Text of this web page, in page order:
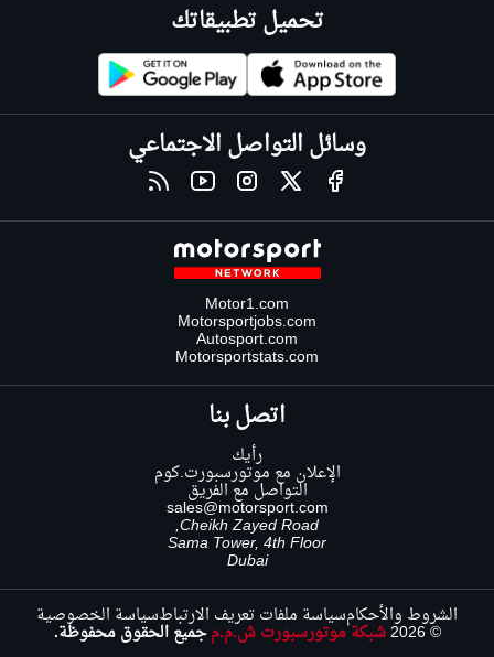
تحميل تطبيقاتك
وسائل التواصل الاجتماعي
Motor1.com
Motorsportjobs.com
Autosport.com
Motorsportstats.com
اتصل بنا
رأيك
الإعلان مع موتورسبورت.كوم
التواصل مع الفريق
sales@motorsport.com
Cheikh Zayed Road,
Sama Tower, 4th Floor
Dubai
© 2026 شبكة موتورسبورت ش.م.م جميع الحقوق محفوظة.
الشروط والأحكامسياسة ملفات تعريف الارتباطسياسة الخصوصية